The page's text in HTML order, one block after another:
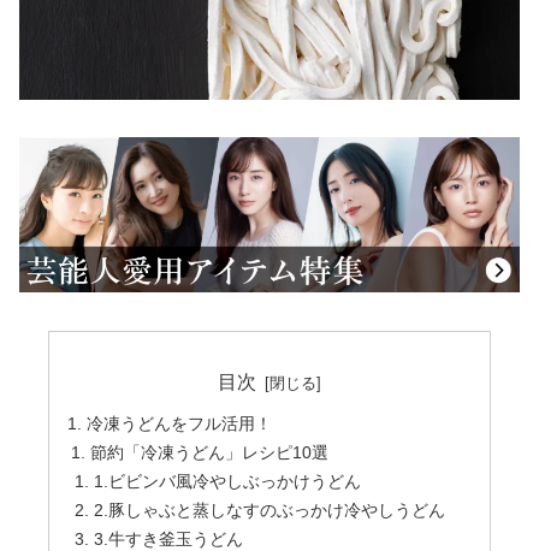
目次
冷凍うどんをフル活用！
節約「冷凍うどん」レシピ10選
1.ビビンバ風冷やしぶっかけうどん
2.豚しゃぶと蒸しなすのぶっかけ冷やしうどん
3.牛すき釜玉うどん